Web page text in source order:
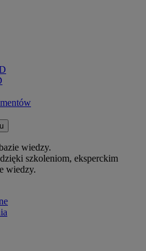
wiedzy.
szkoleniom, eksperckim
wiedzy.